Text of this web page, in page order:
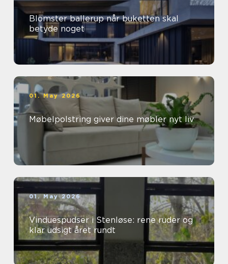
Blomster ballerup når buketten skal
betyde noget
01. May 2026
Møbelpolstring giver dine møbler nyt liv
01. May 2026
Vinduespudser i Stenløse: rene ruder og
klar udsigt året rundt